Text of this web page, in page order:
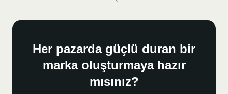
Her pazarda güçlü duran bir
marka oluşturmaya hazır
mısınız?